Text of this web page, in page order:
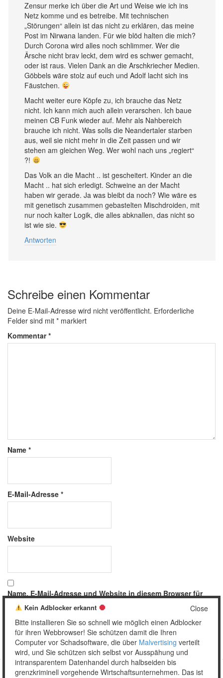
Zensur merke ich über die Art und Weise wie ich ins
Netz komme und es betreibe. Mit technischen
„Störungen“ allein ist das nicht zu erklären, das meine
Post im Nirwana landen. Für wie blöd halten die mich?
Durch Corona wird alles noch schlimmer. Wer die
Ärsche nicht brav leckt, dem wird es schwer gemacht,
oder ist raus. Vielen Dank an die Arschkriecher Medien.
Göbbels wäre stolz auf euch und Adolf lacht sich ins
Fäustchen.
Macht weiter eure Köpfe zu, ich brauche das Netz
nicht. Ich kann mich auch allein verarschen. Ich baue
meinen CB Funk wieder auf. Mehr als Nahbereich
brauche ich nicht. Was solls die Neandertaler starben
aus, weil sie nicht mehr in die Zeit passen und wir
stehen am gleichen Weg. Wer wohl nach uns „regiert“
?!
Das Volk an die Macht .. ist gescheitert. Kinder an die
Macht .. hat sich erledigt. Schweine an der Macht
haben wir gerade. Ja was bleibt da noch? Wie wäre es
mit genetisch zusammen gebastelten Mischdroiden, mit
nur noch kalter Logik, die alles abknallen, das nicht so
ist wie sie.
Antworten
Schreibe einen Kommentar
Deine E-Mail-Adresse wird nicht veröffentlicht. Erforderliche
Felder sind mit * markiert
Kommentar*
Name *
E-Mail-Adresse *
Website
Name, E-Mail-Adresse und Website in diesem Browser für
meinen nächsten Kommentar speichern.
Close
Kein Adblocker erkannt
Bitte installieren Sie so schnell wie möglich einen Adblocker
für ihren Webbrowser! Sie schützen damit die Ihren
Computer vor Schadsoftware, die über Malvertising verteilt
wird, und Sie schützen sich selbst vor Ausspähung und
intransparentem Datenhandel durch halbseiden bis
grenzkriminell vorgehende Wirtschaftsunternehmen. Das ist